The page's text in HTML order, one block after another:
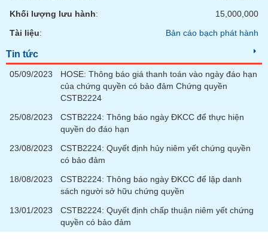
Khối lượng lưu hành:
15,000,000
Tài liệu: Bản cáo bạch phát hành
Tin tức
05/09/2023
HOSE: Thông báo giá thanh toán vào ngày đáo hạn
của chứng quyền có bảo đảm Chứng quyền
CSTB2224
25/08/2023
CSTB2224: Thông báo ngày ĐKCC để thực hiện
quyền do đáo hạn
23/08/2023
CSTB2224: Quyết định hủy niêm yết chứng quyền
có bảo đảm
18/08/2023
CSTB2224: Thông báo ngày ĐKCC để lập danh
sách người sở hữu chứng quyền
13/01/2023
CSTB2224: Quyết định chấp thuận niêm yết chứng
quyền có bảo đảm
cụ
đầu
tư
thông